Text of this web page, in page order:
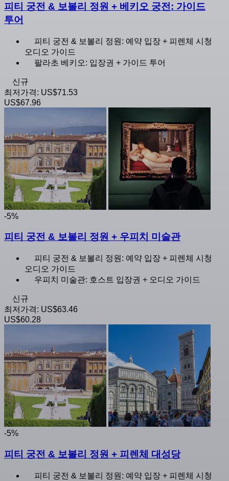
피티 궁전 & 보볼리 정원 + 베키오 궁전: 가이드
투어
피티 궁전 & 보볼리 정원: 예약 입장 + 피렌체 시청
오디오 가이드
팔라초 베키오: 입장권 + 가이드 투어
신규
최저가격: US$71.53
US$67.96
-5%
피티 궁전 & 보볼리 정원 + 우피치 미술관
피티 궁전 & 보볼리 정원: 예약 입장 + 피렌체 시청
오디오 가이드
우피치 미술관: 호스트 입장권 + 오디오 가이드
신규
최저가격: US$63.46
US$60.28
-5%
피티 궁전 & 보볼리 정원 + 피렌체 대성당
피티 궁전 & 보볼리 정원: 예약 입장 + 피렌체 시청